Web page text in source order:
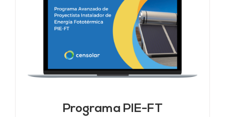
Programa PIE-FT